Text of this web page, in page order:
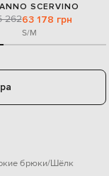
SCERVINO
26263 178 грн
S/M
брюки Шёлк